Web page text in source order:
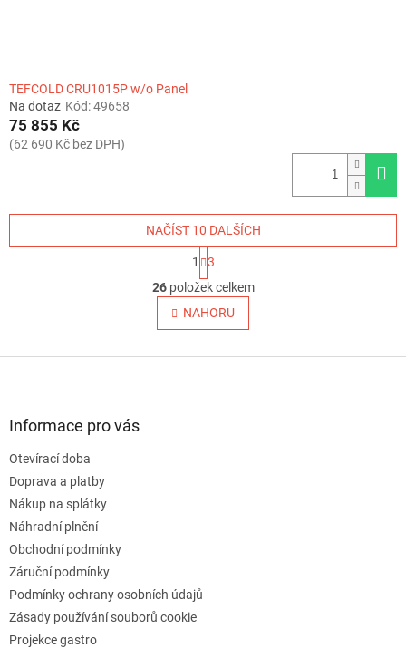
TEFCOLD CRU1015P w/o Panel
Na dotaz Kód:49658
75 855 Kč
(62 690 Kč bez DPH)
O
v
l
á
u
NAČÍST 10 DALŠÍCH
S
t
r
á
n
k
v
1
3
26položek celkem
NAHORU
Informace pro vás
Otevírací doba
Doprava a platby
Nákup na splátky
Náhradní plnění
Obchodní podmínky
Záruční podmínky
Podmínky ochrany osobních údajů
Zásady používání souborů cookie
Projekce gastro